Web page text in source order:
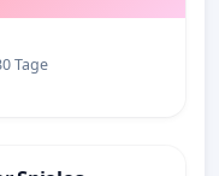
Alternativen
Tage